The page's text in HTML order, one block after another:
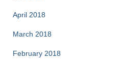
April 2018
March 2018
February 2018